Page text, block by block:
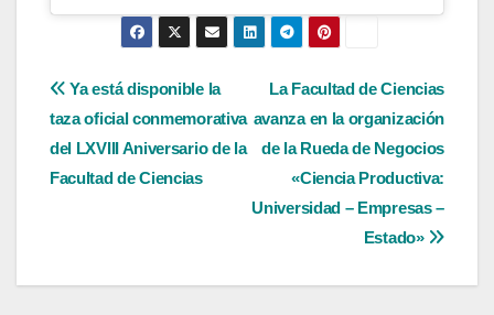
Navegación
de
entradas
La Facultad de Ciencias
avanza en la organización
de la Rueda de Negocios
«Ciencia Productiva:
Universidad – Empresas –
Estado»
Ya está disponible la
taza oficial conmemorativa
del LXVIII Aniversario de la
Facultad de Ciencias